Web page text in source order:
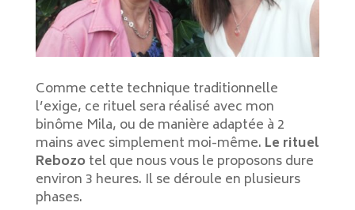
Comme cette technique traditionnelle
l’exige, ce rituel sera réalisé avec mon
binôme Mila, ou de manière adaptée à 2
mains avec simplement moi-même. Le rituel
Rebozotel que nous vous le proposons dure
environ 3 heures. Il se déroule en plusieurs
phases.